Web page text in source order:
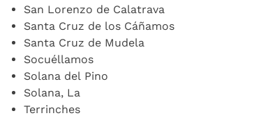
San Lorenzo de Calatrava
Santa Cruz de los Cáñamos
Santa Cruz de Mudela
Socuéllamos
Solana del Pino
Solana, La
Terrinches